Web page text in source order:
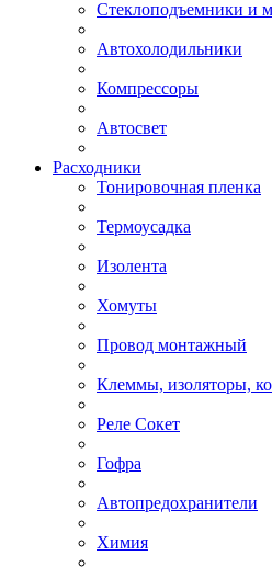
Стеклоподъемники и
Автохолодильники
Компрессоры
Автосвет
Расходники
Тонировочная пленка
Термоусадка
Изолента
Хомуты
Провод монтажный
Клеммы, изоляторы,
Реле Сокет
Гофра
Автопредохранители
Химия